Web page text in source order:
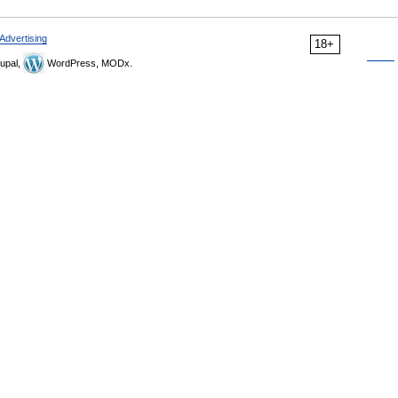
18+
Advertising
WordPress, MODx.